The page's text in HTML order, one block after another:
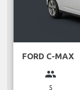
FORD C-MAX
group
5